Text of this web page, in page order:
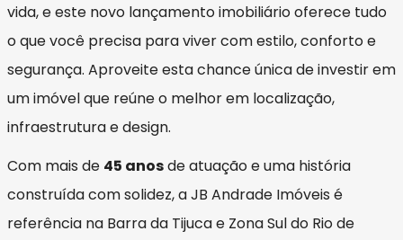
vida, e este novo lançamento imobiliário oferece tudo
o que você precisa para viver com estilo, conforto e
segurança. Aproveite esta chance única de investir em
um imóvel que reúne o melhor em localização,
infraestrutura e design.
Com mais de 45 anosde atuação e uma história
construída com solidez, a JB Andrade Imóveis é
referência na Barra da Tijuca e Zona Sul do Rio de